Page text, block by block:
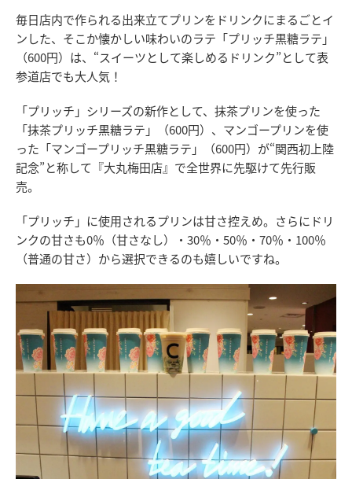
毎日店内で作られる出来立てプリンをドリンクにまるごとイ
ンした、そこか懐かしい味わいのラテ「プリッチ黒糖ラテ」
（600円）は、“スイーツとして楽しめるドリンク”として表
参道店でも大人気！
「プリッチ」シリーズの新作として、抹茶プリンを使った
「抹茶プリッチ黒糖ラテ」（600円）、マンゴープリンを使
った「マンゴープリッチ黒糖ラテ」（600円）が“関西初上陸
記念”と称して『大丸梅田店』で全世界に先駆けて先行販
売。
「プリッチ」に使用されるプリンは甘さ控えめ。さらにドリ
ンクの甘さも0％（甘さなし）・30％・50％・70％・100％
（普通の甘さ）から選択できるのも嬉しいですね。